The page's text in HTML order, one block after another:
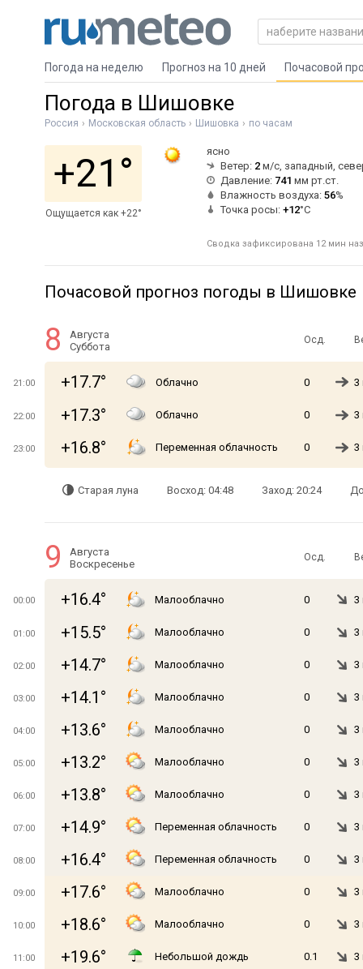
Погода на неделю Прогноз на 10 дней Почасовой
Погода в Шишовке
Россия Московская область Шишовка по часам
+21°
Ощущается как +22°
ясно
Ветер: 2 м/с, западный,
Давление: 741 мм рт.ст.
Влажность воздуха: 56%
Точка росы: +12°C
Сводка зафиксирована 12 мин
Почасовой прогноз погоды в Шишовке
8
Августа
Суббота
Осд.
21:00 +17.7° Облачно 0 3
22:00 +17.3° Облачно 0 3
23:00 +16.8° Переменная облачность 0 3
Старая луна Восход: 04:48 Заход: 20:24
9
Августа
Воскресенье
Осд.
00:00 +16.4° Малооблачно 0 3
01:00 +15.5° Малооблачно 0 3
02:00 +14.7° Малооблачно 0 3
03:00 +14.1° Малооблачно 0 3
04:00 +13.6° Малооблачно 0 3
05:00 +13.2° Малооблачно 0 3
06:00 +13.8° Малооблачно 0 3
07:00 +14.9° Переменная облачность 0 3
08:00 +16.4° Переменная облачность 0 3
09:00 +17.6° Малооблачно 0 3
10:00 +18.6° Малооблачно 0 3
11:00 +19.6° Небольшой дождь 0.1 3